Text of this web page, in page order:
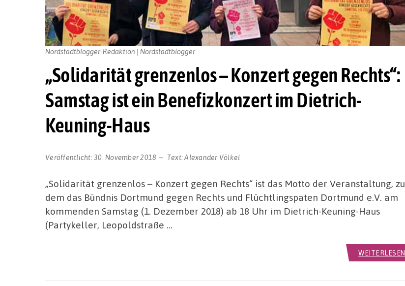
„Solidarität grenzenlos – Konzert gegen Rechts“:
Samstag ist ein Benefizkonzert im Dietrich-
Keuning-Haus
Veröffentlicht:30. November 2018 Text:Alexander Völkel
Nordstadtblogger-Redaktion | Nordstadtblogger
„Solidarität grenzenlos – Konzert gegen Rechts“ ist das Motto der Veranstaltung, zu
dem das Bündnis Dortmund gegen Rechts und Flüchtlingspaten Dortmund e.V. am
kommenden Samstag (1. Dezember 2018) ab 18 Uhr im Dietrich-Keuning-Haus
(Partykeller, Leopoldstraße …
WEITERLESEN